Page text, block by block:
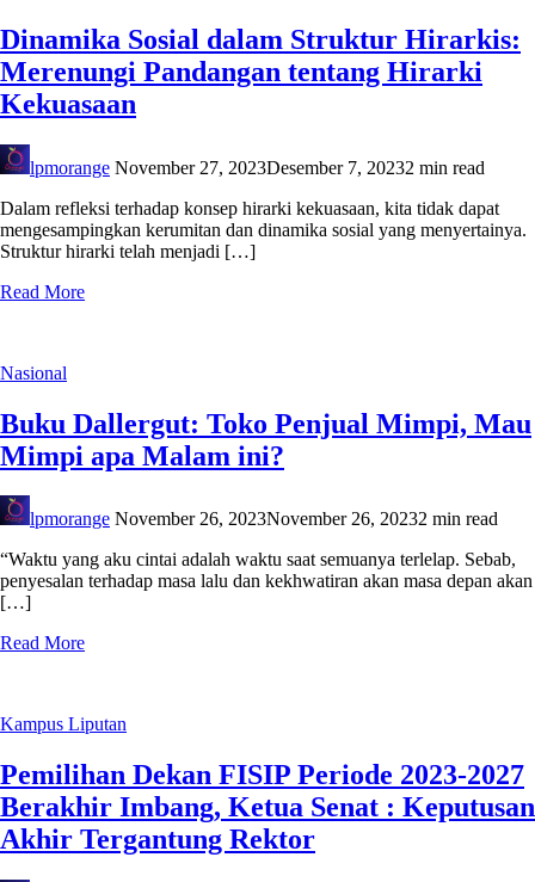
Dinamika Sosial dalam Struktur Hirarkis:
Merenungi Pandangan tentang Hirarki
Kekuasaan
lpmorange November 27, 2023Desember 7, 20232 min read
Dalam refleksi terhadap konsep hirarki kekuasaan, kita tidak dapat
mengesampingkan kerumitan dan dinamika sosial yang menyertainya.
Struktur hirarki telah menjadi […]
Read More
Nasional
Buku Dallergut: Toko Penjual Mimpi, Mau
Mimpi apa Malam ini?
lpmorange November 26, 2023November 26, 20232 min read
“Waktu yang aku cintai adalah waktu saat semuanya terlelap. Sebab,
penyesalan terhadap masa lalu dan kekhwatiran akan masa depan akan
[…]
Read More
Kampus Liputan
Pemilihan Dekan FISIP Periode 2023-2027
Berakhir Imbang, Ketua Senat : Keputusan
Akhir Tergantung Rektor